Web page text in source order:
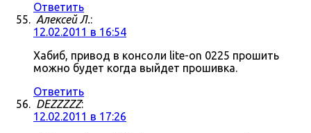
Ответить
Алексей Л.:
12.02.2011 в 16:54
Хабиб, привод в консоли lite-on 0225 прошить
можно будет когда выйдет прошивка.
Ответить
DEZZZZZ:
12.02.2011 в 17:26